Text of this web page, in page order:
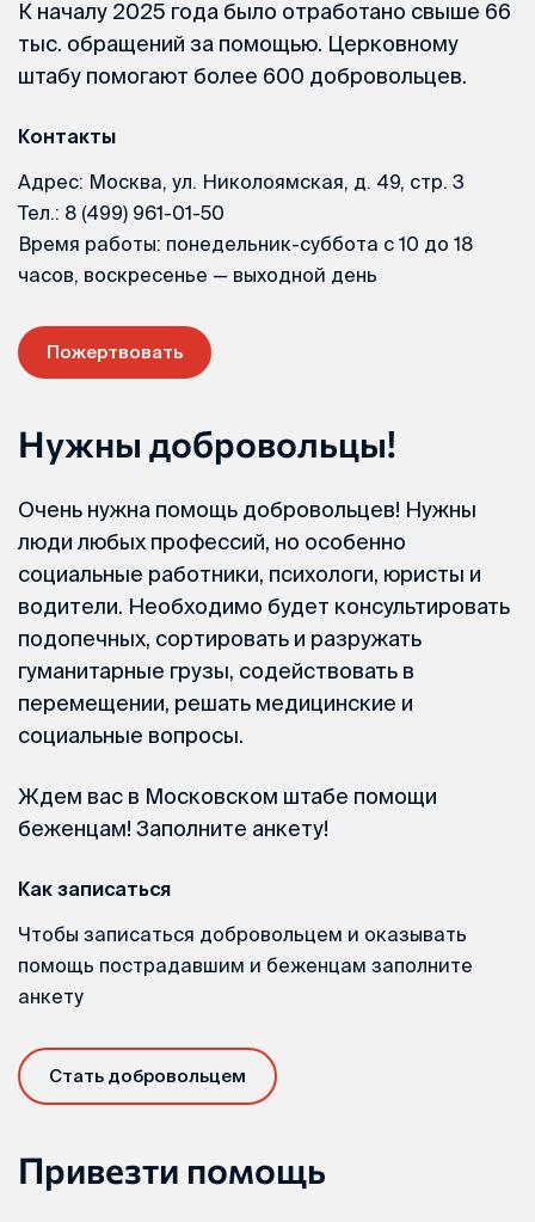
К началу 2025 года было отработано свыше 66
тыс. обращений за помощью. Церковному
штабу помогают более 600 добровольцев.
Контакты
Адрес: Москва, ул. Николоямская, д. 49, стр. 3
Тел.: 8 (499) 961-01-50
Время работы: понедельник-суббота с 10 до 18
часов, воскресенье — выходной день
Пожертвовать
Нужны добровольцы!
Очень нужна помощь добровольцев! Нужны
люди любых профессий, но особенно
социальные работники, психологи, юристы и
водители. Необходимо будет консультировать
подопечных, сортировать и разружать
гуманитарные грузы, содействовать в
перемещении, решать медицинские и
социальные вопросы.
Ждем вас в Московском штабе помощи
беженцам! Заполните анкету!
Как записаться
Чтобы записаться добровольцем и оказывать
помощь пострадавшим и беженцам заполните
анкету
Стать добровольцем
Привезти помощь